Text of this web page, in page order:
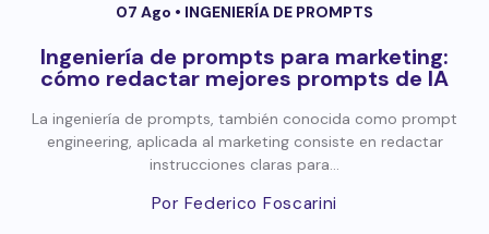
07 Ago • INGENIERÍA DE PROMPTS
Ingeniería de prompts para marketing:
cómo redactar mejores prompts de IA
La ingeniería de prompts, también conocida como prompt
engineering, aplicada al marketing consiste en redactar
instrucciones claras para...
Por Federico Foscarini